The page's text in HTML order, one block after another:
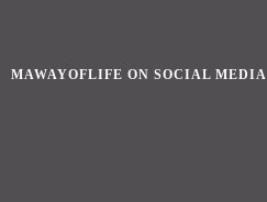
MAWAYOFLIFE ON SOCIAL MEDIA